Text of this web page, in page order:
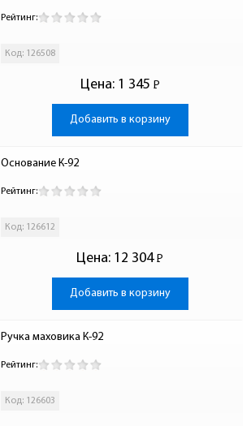
Рейтинг:
Код: 126508
Цена: 1 345 Р
-
Добавить в корзину
Основание К-92
Рейтинг:
Код: 126612
Цена: 12 304 Р
-
Добавить в корзину
Ручка маховика К-92
Рейтинг:
Код: 126603